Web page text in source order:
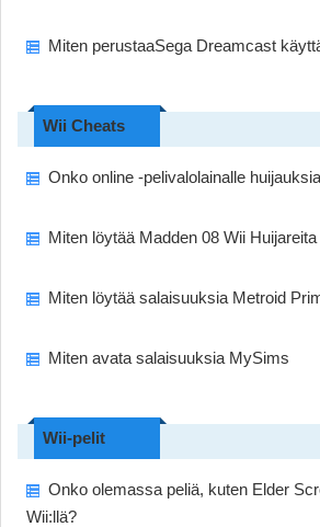
Miten perustaaSega Dreamcast
Wii Cheats
Onko online -pelivalolainalle
Miten löytää Madden 08 Wii Huijareita
Miten löytää salaisuuksia Metroid
Miten avata salaisuuksia MySims
Wii-pelit
Onko olemassa peliä, kuten Elder
Wii:llä?